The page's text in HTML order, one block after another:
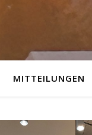
MITTEILUNGEN